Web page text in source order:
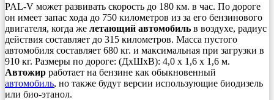
PAL-V может развивать скорость до 180 км. в час. По дороге
он имеет запас хода до 750 километров из за его бензинового
двигателя, когда же летающий автомобиль в воздухе, радиус
действия составляет до 315 километров. Масса пустого
автомобиля составляет 680 кг. и максимальная при загрузки в
910 кг. Размеры по дороге: (ДхШхВ): 4,0 х 1,6 х 1,6 м.
Автожир работает на бензине как обыкновенный
автомобиль, но также будут версии использующие биодизель
или био-этанол.